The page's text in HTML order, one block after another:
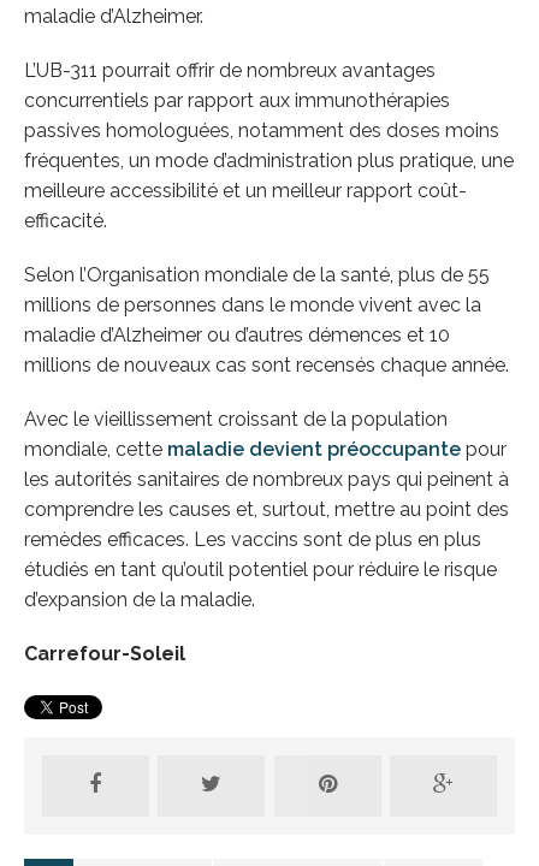
maladie d’Alzheimer.
L’UB-311 pourrait offrir de nombreux avantages
concurrentiels par rapport aux immunothérapies
passives homologuées, notamment des doses moins
fréquentes, un mode d’administration plus pratique, une
meilleure accessibilité et un meilleur rapport coût-
efficacité.
Selon l’Organisation mondiale de la santé, plus de 55
millions de personnes dans le monde vivent avec la
maladie d’Alzheimer ou d’autres démences et 10
millions de nouveaux cas sont recensés chaque année.
Avec le vieillissement croissant de la population
mondiale, cette maladie devient préoccupante pour
les autorités sanitaires de nombreux pays qui peinent à
comprendre les causes et, surtout, mettre au point des
remèdes efficaces. Les vaccins sont de plus en plus
étudiés en tant qu’outil potentiel pour réduire le risque
d’expansion de la maladie.
Carrefour-Soleil